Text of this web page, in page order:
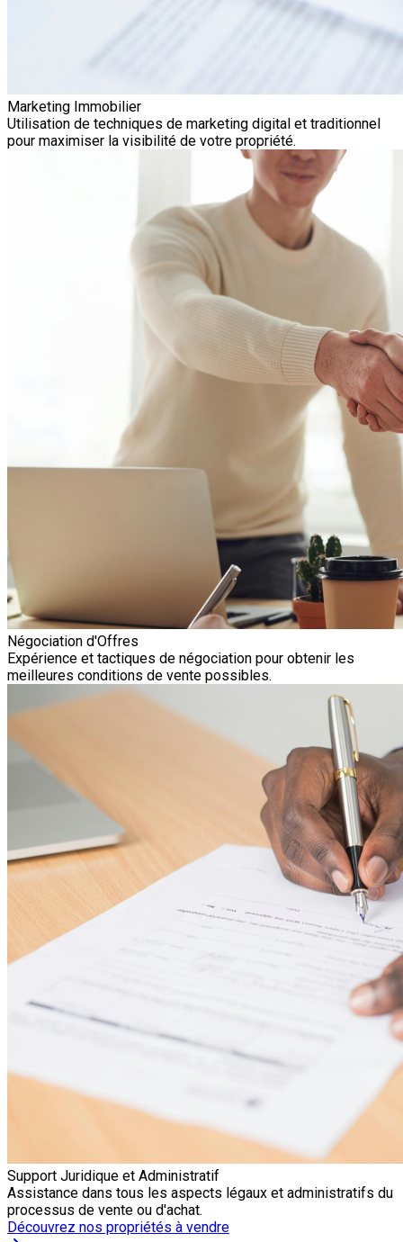
Marketing Immobilier
Utilisation de techniques de marketing digital et traditionnel
pour maximiser la visibilité de votre propriété.
Négociation d'Offres
Expérience et tactiques de négociation pour obtenir les
meilleures conditions de vente possibles.
Support Juridique et Administratif
Assistance dans tous les aspects légaux et administratifs du
processus de vente ou d'achat.
Découvrez nos propriétés à vendre